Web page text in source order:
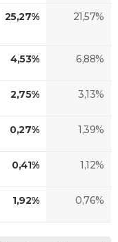
25,27% 21,57%
4,53% 6,88%
2,75% 3,13%
0,27% 1,39%
0,41% 1,12%
1,92% 0,76%